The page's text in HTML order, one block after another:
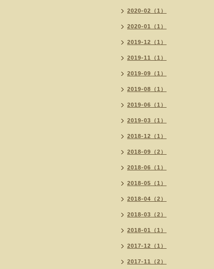
2020-02（1）
2020-01（1）
2019-12（1）
2019-11（1）
2019-09（1）
2019-08（1）
2019-06（1）
2019-03（1）
2018-12（1）
2018-09（2）
2018-06（1）
2018-05（1）
2018-04（2）
2018-03（2）
2018-01（1）
2017-12（1）
2017-11（2）